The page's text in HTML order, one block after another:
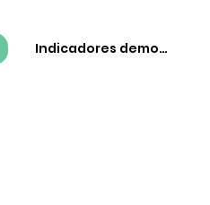
Indicadores